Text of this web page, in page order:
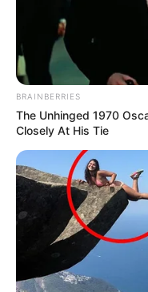
BRAINBERRIES
The Unhinged 1970
Closely At His Tie